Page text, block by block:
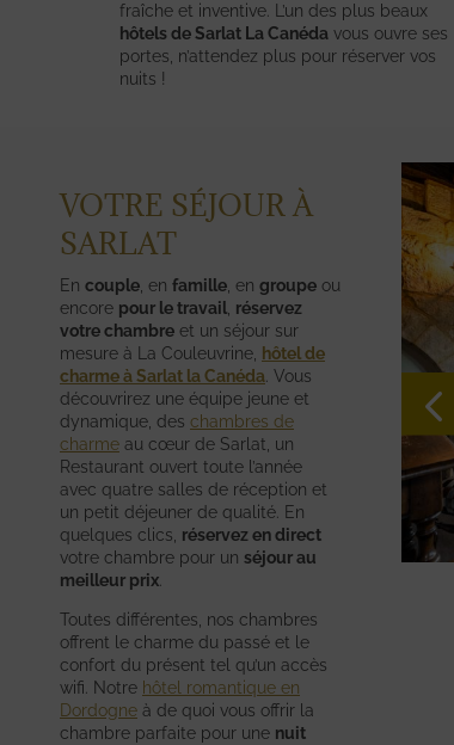
fraîche et inventive. L’un des plus beaux
hôtels de Sarlat La Canéda vous ouvre ses
portes, n’attendez plus pour réserver vos
nuits !
VOTRE SÉJOUR À
SARLAT
En couple , en famille , en groupe ou
encore pour le travail réservez
votre chambre et un séjour sur
mesure à La Couleuvrine,
hôtel de
charme à Sarlat la Canéda . Vous
découvrirez une équipe jeune et
dynamique, des chambres de
charme au cœur de Sarlat, un
Restaurant ouvert toute l’année
avec quatre salles de réception et
un petit déjeuner de qualité. En
quelques clics, réservez en direct
votre chambre pour un séjour au
meilleur prix
Toutes différentes, nos chambres
offrent le charme du passé et le
confort du présent tel qu’un accès
wifi. Notre hôtel romantique en
Dordogne à de quoi vous offrir la
chambre parfaite pour une nuit
DONT 5 FAMILIALES